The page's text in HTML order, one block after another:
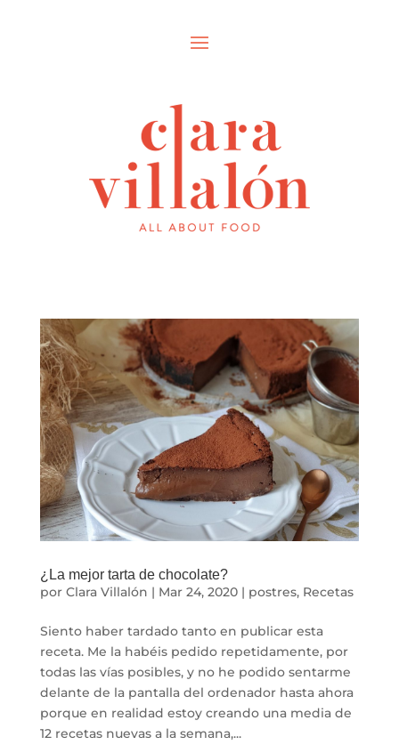
¿La mejor tarta de chocolate?
por Clara Villalón | Mar 24, 2020| postres, Recetas
Siento haber tardado tanto en publicar esta
receta. Me la habéis pedido repetidamente, por
todas las vías posibles, y no he podido sentarme
delante de la pantalla del ordenador hasta ahora
porque en realidad estoy creando una media de
12 recetas nuevas a la semana,...